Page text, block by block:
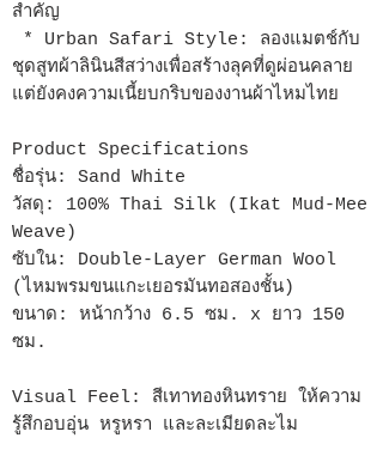
สำคัญ
* Urban Safari Style: ลองแมตช์กับ
ชุดสูทผ้าลินินสีสว่างเพื่อสร้างลุคที่ดูผ่อนคลาย
แต่ยังคงความเนี้ยบกริบของงานผ้าไหมไทย
Product Specifications
ชื่อรุ่น: Sand White
วัสดุ: 100% Thai Silk (Ikat Mud-Mee
Weave)
ซับใน: Double-Layer German Wool
(ไหมพรมขนแกะเยอรมันทอสองชั้น)
ขนาด: หน้ากว้าง 6.5 ซม. x ยาว 150
ซม.
Visual Feel: สีเทาทองหินทราย ให้ความ
รู้สึกอบอุ่น หรูหรา และละเมียดละไม